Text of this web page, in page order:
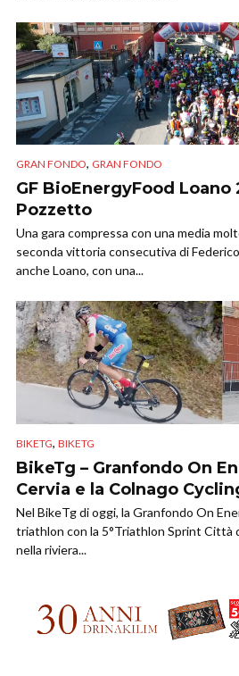
GRAN FONDO, GRAN FONDO
GF BioEnergyFood
Pozzetto
Una gara compressa con una media
seconda vittoria consecutiva di
anche Loano, con una...
BIKETG, BIKETG
BikeTg – Granfondo On
Cervia e la Colnago
Nel BikeTg di oggi, la Granfondo On
triathlon con la 5°Triathlon Sprint Città
nella riviera...